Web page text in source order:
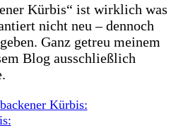
Kürbis“ ist wirklich was
nicht neu – dennoch
Ganz getreu meinem
Blog ausschließlich
Kürbis: